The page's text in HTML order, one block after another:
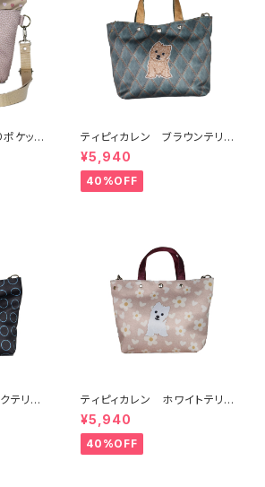
ケット
ティピィカレン ブラウンテリア
2WAYミニトートバッグ
¥5,940
40%OFF
テリア2
ティピィカレン ホワイトテリア
2WAYミニトートバッグ
¥5,940
40%OFF